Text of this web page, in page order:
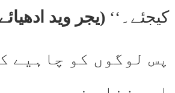
کیجئے۔‘‘ (یجر وید ادھیائے
پس لوگوں کو چاہیے